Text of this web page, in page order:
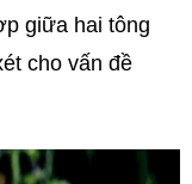
giữa hai tông
cho vấn đề